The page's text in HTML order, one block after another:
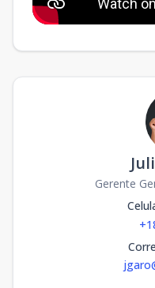
Gerente